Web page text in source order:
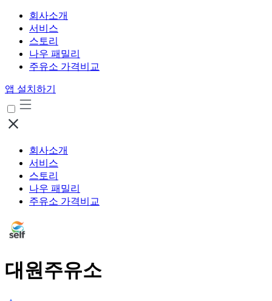
회사소개
서비스
스토리
나우 패밀리
주유소 가격비교
앱 설치하기
회사소개
서비스
스토리
나우 패밀리
주유소 가격비교
대원주유소